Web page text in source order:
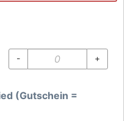
- +
(Gutschein =